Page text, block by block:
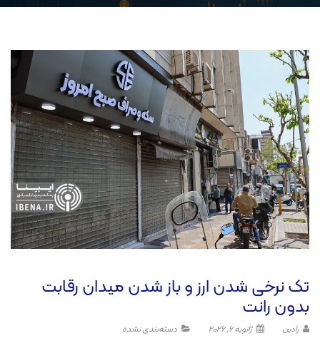
تک نرخی شدن ارز و باز شدن میدان رقابت
بدون رانت
رادین ژانویه 6, 2026 دسته‌بندی نشده